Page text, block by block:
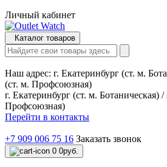
Личный кабинет
Каталог товаров
Наш адрес: г. Екатеринбург (ст. м.
(ст. м. Профсоюзная)
г. Екатеринбург (ст. м. Ботаническая)
Профсоюзная)
Перейти в контакты
+7 909 006 75 16 Заказать звонок
0 0руб.